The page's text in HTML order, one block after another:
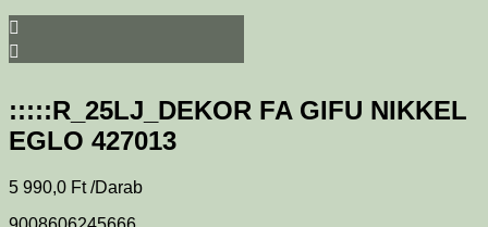
:::::R_25LJ_DEKOR FA GIFU NIKKEL
EGLO 427013
5 990,0 Ft /Darab